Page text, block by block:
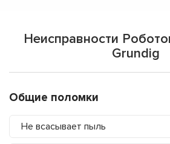
Неисправности
Grundig
Общие поломки
Не всасывает пыль